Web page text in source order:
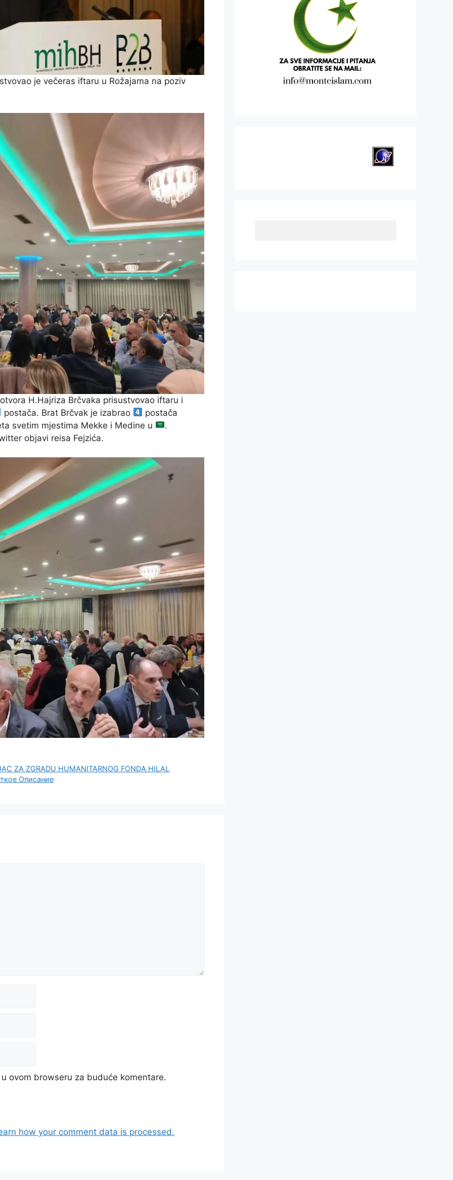
je večeras iftaru u Rožajama na poziv
H.Hajriza Brčvaka prisustvovao iftaru i
postača. Brat Brčvak je izabrao
postača
svetim mjestima Mekke i Medine u
.
objavi reisa Fejzića.
ZA ZGRADU HUMANITARNOG FONDA HILAL
Описание
ovom browseru za buduće komentare.
how your comment data is processed.